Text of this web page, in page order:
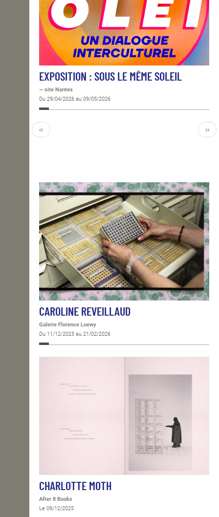
EXPOSITION : SOUS LE MÊME SOLEIL
— site Nantes
Du 29/04/2026 au 09/05/2026
‹‹ ››
CAROLINE REVEILLAUD
Galerie Florence Loewy
Du 11/12/2025 au 21/02/2026
CHARLOTTE MOTH
After 8 Books
Le 09/12/2025